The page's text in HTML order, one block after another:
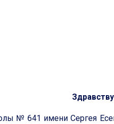
№ 641 имени Сергея